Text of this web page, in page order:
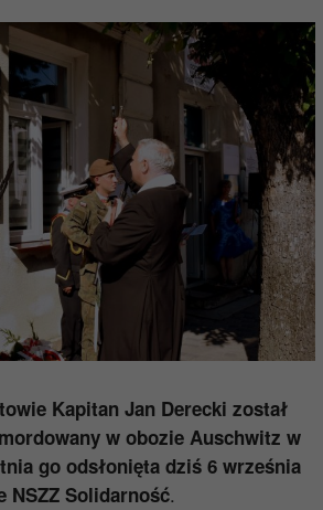
Kapitan Jan Derecki został
w obozie Auschwitz w
go odsłonięta dziś 6 września
NSZZ Solidarność.